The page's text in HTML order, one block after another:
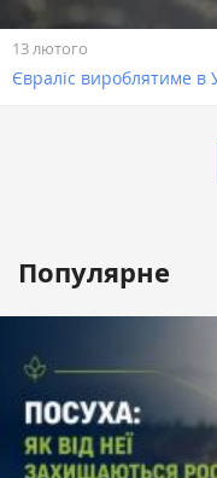
13 лютого
Євраліс вироблятиме в
Популярне